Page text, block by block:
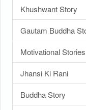
Khushwant Story
Gautam Buddha
Motivational Stories
Jhansi Ki Rani
Buddha Story